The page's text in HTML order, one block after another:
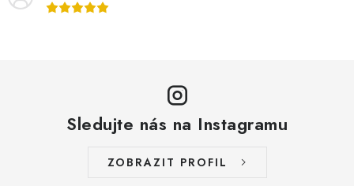
Sledujte nás na Instagramu
ZOBRAZIT PROFIL